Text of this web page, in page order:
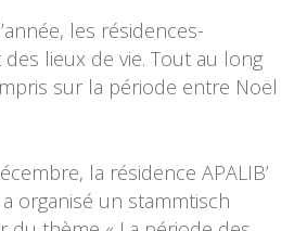
les résidences-
lieux de vie. Tout au long
sur la période entre Noël
la résidence APALIB’
organisé un stammtisch